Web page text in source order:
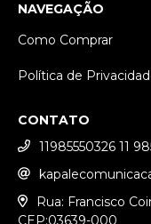
NAVEGAÇÃO
Como Comprar
Política de
CONTATO
11985550326 11
Rua: Francisco
CEP:03639-000